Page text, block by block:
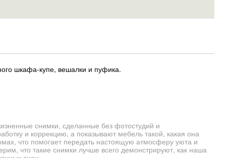
шкафа-купе, вешалки и пуфика.
снимки, сделанные без фотостудий и
и коррекцию, а показывают мебель такой, какая она
что помогает передать настоящую атмосферу уюта и
что такие снимки лучше всего демонстрируют, как наша